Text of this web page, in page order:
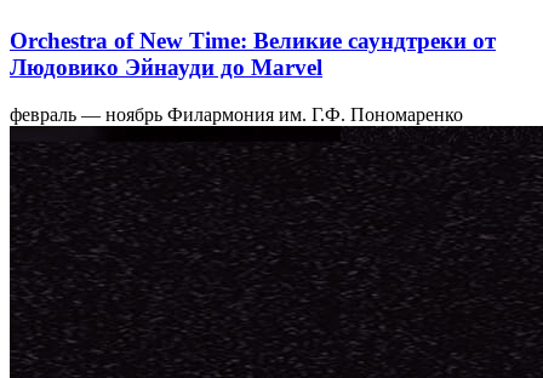
Orchestra of New Time: Великие саундтреки от
Людовико Эйнауди до Marvel
февраль — ноябрь Филармония им. Г.Ф. Пономаренко